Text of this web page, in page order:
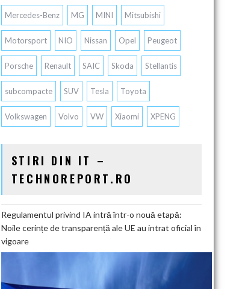
Mercedes-Benz MG MINI Mitsubishi
Motorsport NIO Nissan Opel Peugeot
Porsche Renault SAIC Skoda Stellantis
subcompacte SUV Tesla Toyota
Volkswagen Volvo VW Xiaomi XPENG
STIRI DIN IT –
TECHNOREPORT.RO
Regulamentul privind IA intră într-o nouă etapă:
Noile cerințe de transparență ale UE au intrat oficial în
vigoare